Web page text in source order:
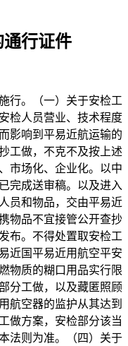
行证件
。（一）关于安检工
检人员营业、技术程度
影响到平易近航运输的
工做，不克不及按上述
市场化、企业化。以中
完成送审稿。以及进入
员和物品，交由平易近
物品不宜接管公开查抄
布。不得处置取安检工
近国平易近用航空平安
物质的糊口用品实行限
分工做，以及藏匿照顾
航空器的监护从其达到
做方案，安检部分该当
法则为准。（四）关于